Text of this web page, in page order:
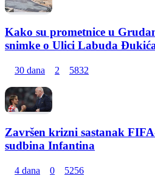
Kako su prometnice u
snimke o Ulici Labuda
30 dana 2 5832
Završen krizni sastanak
sudbina Infantina
4 dana 0 5256